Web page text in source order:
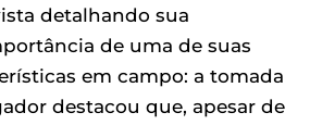
detalhando sua
de uma de suas
em campo: a tomada
destacou que, apesar de